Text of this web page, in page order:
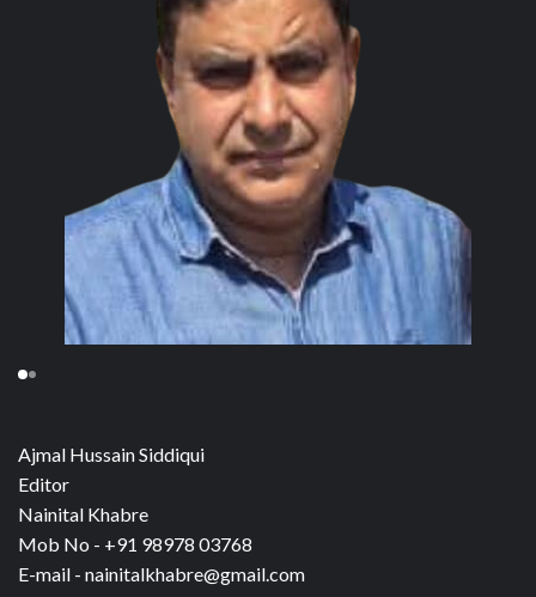
Ajmal Hussain Siddiqui
Editor
Nainital Khabre
Mob No - +91 98978 03768
E-mail - nainitalkhabre@gmail.com